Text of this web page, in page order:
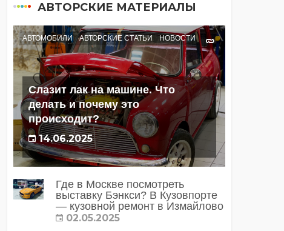
АВТОРСКИЕ МАТЕРИАЛЫ
АВТОМОБИЛИ АВТОРСКИЕ СТАТЬИ НОВОСТИ
Слазит лак на машине. Что
делать и почему это
происходит?
14.06.2025
Где в Москве посмотреть
выставку Бэнкси? В Кузовпорте
— кузовной ремонт в Измайлово
02.05.2025